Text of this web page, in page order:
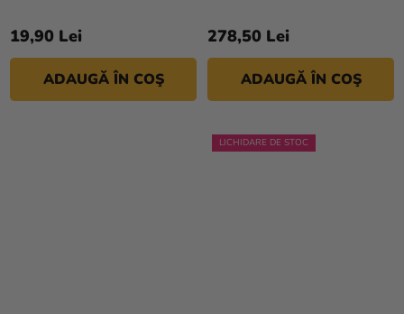
19,90 Lei
ADAUGĂ ÎN COŞ
278,50 Lei
ADAUGĂ ÎN COŞ
LICHIDARE DE STOC